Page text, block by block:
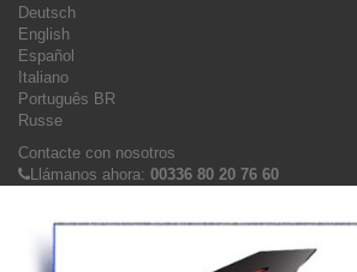
Deutsch
English
Español
Italiano
Português BR
Russe
Contacte con nosotros
Llámanos ahora: 00336 80 20 76 60